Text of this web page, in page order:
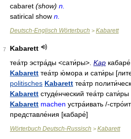
cabaret (show) n.
satirical show n.
Deutsch-Englisch Wörterbuch > Kabarett
7
Kabarett
теа́тр эстра́ды <сати́ры>. Kap кабаре́
Kabarett теа́тр ю́мора и сати́ры
politisches Kabarett теа́тр
Kabarett студе́нческий теа́тр сати́ры
Kabarett machen устра́ивать /-
представле́ния [кабаре́]
Wörterbuch Deutsch-Russisch > Kabarett